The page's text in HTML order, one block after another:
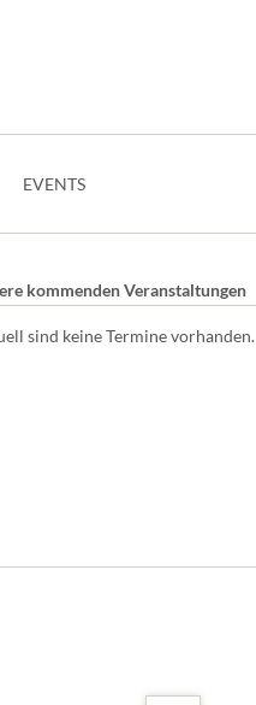
EVENTS
kommenden Veranstaltungen
sind keine Termine vorhanden.